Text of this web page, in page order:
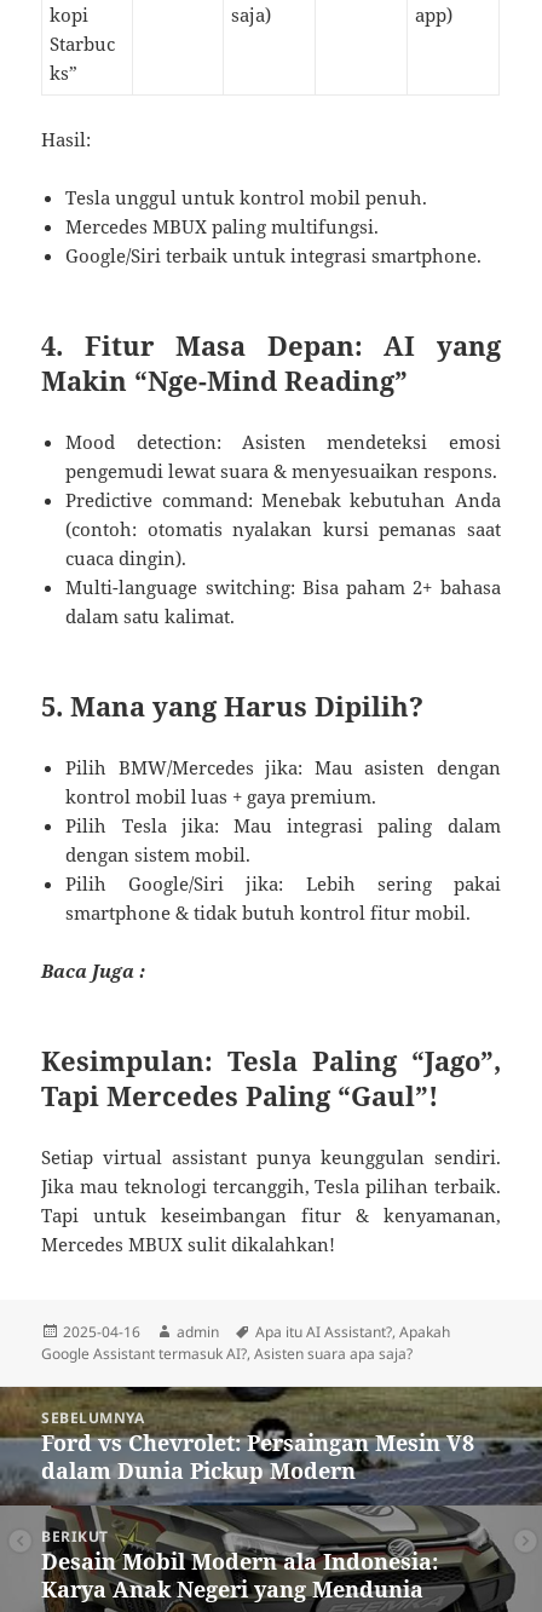
kopi
Starbuc
ks”
saja)
app)
Hasil:
Tesla unggul untuk kontrol mobil penuh.
Mercedes MBUX paling multifungsi.
Google/Siri terbaik untuk integrasi smartphone.
4. Fitur Masa Depan: AI yang
Makin “Nge-Mind Reading”
Mood detection: Asisten mendeteksi emosi
pengemudi lewat suara & menyesuaikan respons.
Predictive command: Menebak kebutuhan Anda
(contoh: otomatis nyalakan kursi pemanas saat
cuaca dingin).
Multi-language switching: Bisa paham 2+ bahasa
dalam satu kalimat.
5. Mana yang Harus Dipilih?
Pilih BMW/Mercedes jika: Mau asisten dengan
kontrol mobil luas + gaya premium.
Pilih Tesla jika: Mau integrasi paling dalam
dengan sistem mobil.
Pilih Google/Siri jika: Lebih sering pakai
smartphone & tidak butuh kontrol fitur mobil.
Baca Juga :
Kesimpulan: Tesla Paling “Jago”,
Tapi Mercedes Paling “Gaul”!
Setiap virtual assistant punya keunggulan sendiri.
Jika mau teknologi tercanggih, Tesla pilihan terbaik.
Tapi untuk keseimbangan fitur & kenyamanan,
Mercedes MBUX sulit dikalahkan!
Diposkan
pada
2025-04-16 Penulis
admin Tag
Apa itu AI Assistant?,Apakah
Google Assistant termasuk AI?,Asisten suara apa saja?
Navigasi
pos SEBELUMNYA
Pos
sebelumnya:
Ford vs Chevrolet: Persaingan Mesin V8
dalam Dunia Pickup Modern
BERIKUT
Pos
berikutnya:
Desain Mobil Modern ala Indonesia:
Karya Anak Negeri yang Mendunia